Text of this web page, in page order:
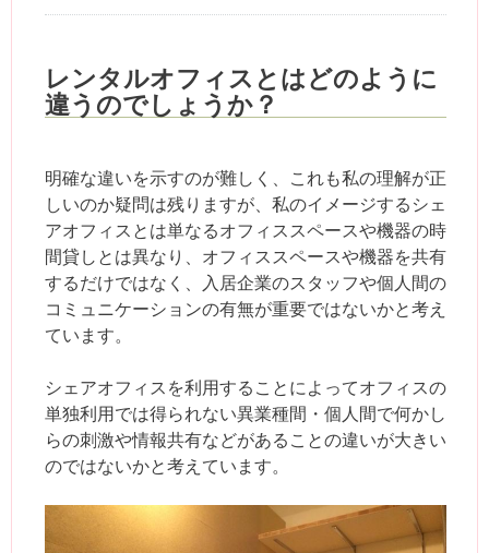
レンタルオフィスとはどのように
違うのでしょうか？
明確な違いを示すのが難しく、これも私の理解が正
しいのか疑問は残りますが、私のイメージするシェ
アオフィスとは単なるオフィススペースや機器の時
間貸しとは異なり、オフィススペースや機器を共有
するだけではなく、入居企業のスタッフや個人間の
コミュニケーションの有無が重要ではないかと考え
ています。
シェアオフィスを利用することによってオフィスの
単独利用では得られない異業種間・個人間で何かし
らの刺激や情報共有などがあることの違いが大きい
のではないかと考えています。